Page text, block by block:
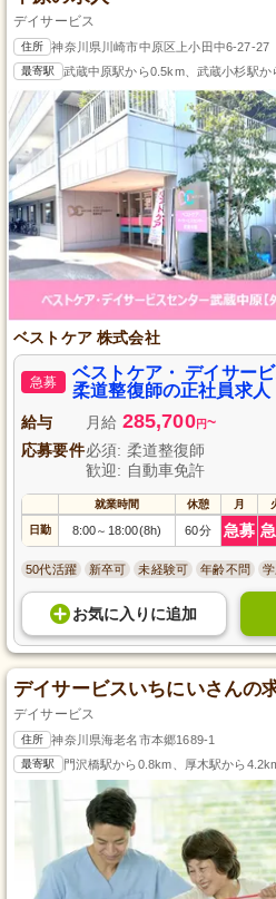
デイサービス
住所 神奈川県川崎市中原区上小田中6-27-27
最寄駅 武蔵中原駅から0.5km、武蔵小杉駅
ベストケア 株式会社
急募
ベストケア・ デイサー
柔道整復師の正社員求人
給与 月給 285,700円~
応募要件必須: 柔道整復師
歓迎: 自動車免許
就業時間 休憩 月
日勤 8:00～ 18:00(8h) 60分 急募
50代活躍 新卒可 未経験可 年齢不問
お気に入り に追加
デイサービスいちにいさんの
デイサービス
住所 神奈川県海老名市本郷1689-1
最寄駅 門沢橋駅から0.8km、厚木駅から